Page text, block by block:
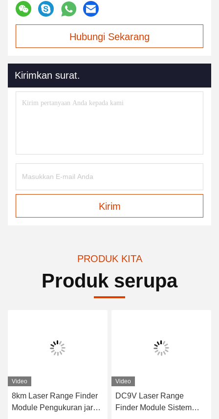
Hubungi Sekarang
Kirimkan surat.
Kirim
PRODUK KITA
Produk serupa
Video
DC9V Laser Range
Finder Module Sistem
Video
Adaptif 1535nm Laser
Range Module 6km